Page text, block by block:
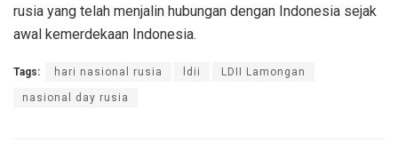
rusia yang telah menjalin hubungan dengan Indonesia sejak
awal kemerdekaan Indonesia.
Tags: hari nasional rusia ldii LDII Lamongan
nasional day rusia